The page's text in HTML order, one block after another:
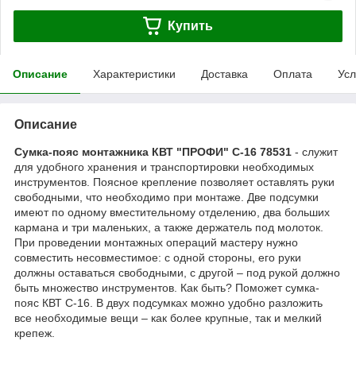
Купить
Описание Характеристики Доставка Оплата
Описание
Сумка-пояс монтажника КВТ "ПРОФИ" С-16 78531 - служит
для удобного хранения и транспортировки необходимых
инструментов. Поясное крепление позволяет оставлять руки
свободными, что необходимо при монтаже. Две подсумки
имеют по одному вместительному отделению, два больших
кармана и три маленьких, а также держатель под молоток.
При проведении монтажных операций мастеру нужно
совместить несовместимое: с одной стороны, его руки
должны оставаться свободными, с другой – под рукой должно
быть множество инструментов. Как быть? Поможет сумка-
пояс КВТ С-16. В двух подсумках можно удобно разложить
все необходимые вещи – как более крупные, так и мелкий
крепеж.